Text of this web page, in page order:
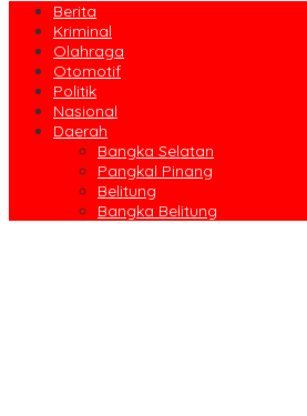
Berita
Kriminal
Olahraga
Otomotif
Politik
Nasional
Daerah
Bangka Selatan
Pangkal Pinang
Belitung
Bangka Belitung